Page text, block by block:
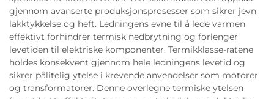
gjennom avanserte produksjonsprosesser som sikrer jevn
lakktykkelse og heft. Ledningens evne til å lede varmen
effektivt forhindrer termisk nedbrytning og forlenger
levetiden til elektriske komponenter. Termikklasse-ratene
holdes konsekvent gjennom hele ledningens levetid og
sikrer pålitelig ytelse i krevende anvendelser som motorer
og transformatorer. Denne overlegne termiske ytelsen